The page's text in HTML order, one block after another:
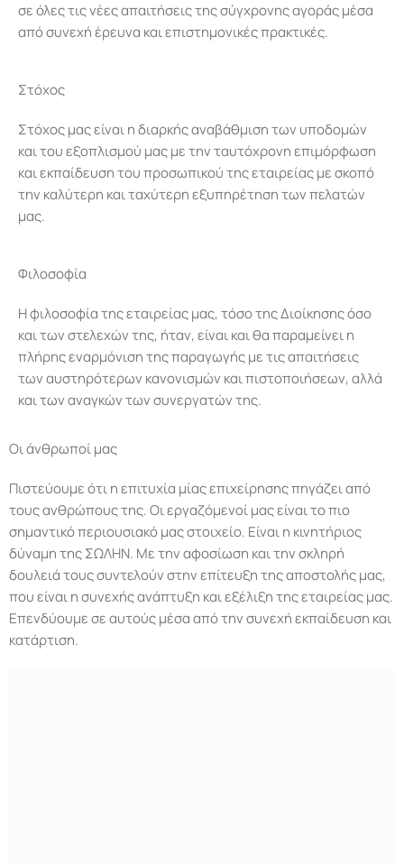
σε όλες τις νέες απαιτήσεις της σύγχρονης αγοράς μέσα
από συνεχή έρευνα και επιστημονικές πρακτικές.
Στόχος
Στόχος μας είναι η διαρκής αναβάθμιση των υποδομών
και του εξοπλισμού μας με την ταυτόχρονη επιμόρφωση
και εκπαίδευση του προσωπικού της εταιρείας με σκοπό
την καλύτερη και ταχύτερη εξυπηρέτηση των πελατών
μας.
Φιλοσοφία
Η φιλοσοφία της εταιρείας μας, τόσο της Διοίκησης όσο
και των στελεχών της, ήταν, είναι και θα παραμείνει η
πλήρης εναρμόνιση της παραγωγής με τις απαιτήσεις
των αυστηρότερων κανονισμών και πιστοποιήσεων, αλλά
και των αναγκών των συνεργατών της.
Οι άνθρωποί μας
Πιστεύουμε ότι η επιτυχία μίας επιχείρησης πηγάζει από
τους ανθρώπους της. Οι εργαζόμενοί μας είναι το πιο
σημαντικό περιουσιακό μας στοιχείο. Είναι η κινητήριος
δύναμη της ΣΩΛΗΝ. Με την αφοσίωση και την σκληρή
δουλειά τους συντελούν στην επίτευξη της αποστολής μας,
που είναι η συνεχής ανάπτυξη και εξέλιξη της εταιρείας μας.
Επενδύουμε σε αυτούς μέσα από την συνεχή εκπαίδευση και
κατάρτιση.